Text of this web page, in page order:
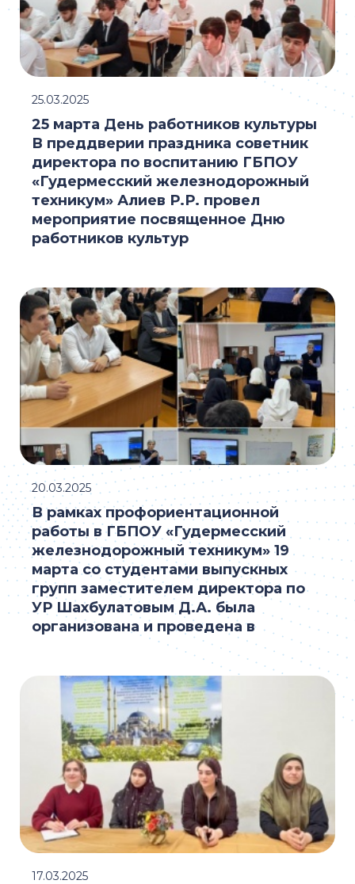
25 марта День работников культуры
В преддверии праздника советник
директора по воспитанию ГБПОУ
«Гудермесский железнодорожный
техникум» Алиев Р.Р. провел
мероприятие посвященное Дню
работников культур
25.03.2025
В рамках профориентационной
работы в ГБПОУ «Гудермесский
железнодорожный техникум» 19
марта со студентами выпускных
групп заместителем директора по
УР Шахбулатовым Д.А. была
организована и проведена в
20.03.2025
17.03.2025